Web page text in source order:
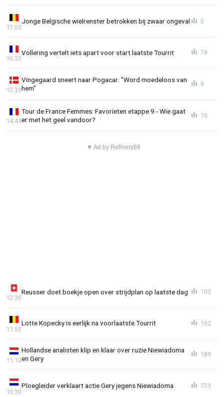
Jonge Belgische wielrenster betrokken bij zwaar ongeval
17:03
0
Vollering vertelt iets apart voor start laatste Tourrit
16:33
78
Vingegaard sneert naar Pogacar: "Word moedeloos van
hem"
15:33
9
Tour de France Femmes: Favorieten etappe 9 - Wie gaat
er met het geel vandoor?
14:44
16
▼ Ad by Refinery89
Reusser doet boekje open over strijdplan op laatste dag
12:30
103
Lotte Kopecky is eerlijk na voorlaatste Tourrit
11:55
192
Hollandse analisten klip en klaar over ruzie Niewiadoma
en Gery
11:10
189
Ploegleider verklaart actie Gery jegens Niewiadoma
10:30
773